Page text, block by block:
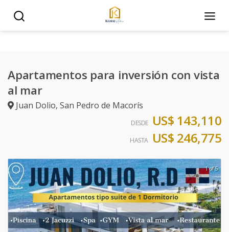
Apartamentos para inversión con vista
al mar
Juan Dolio, San Pedro de Macorís
DESDE US$ 143,110
HASTA US$ 246,775
1 of 5